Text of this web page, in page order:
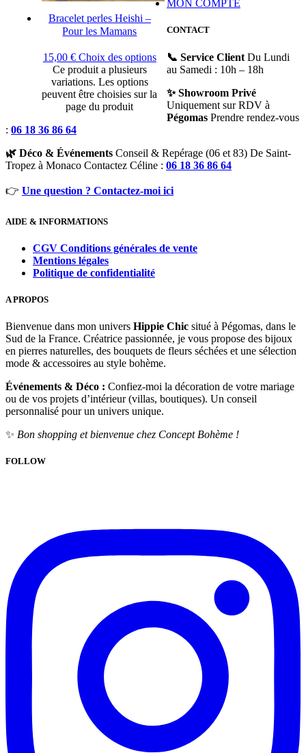
Bracelet perles Heishi –
Pour les Mamans
15,00 € Choix des options
Ce produit a plusieurs
variations. Les options
peuvent être choisies sur la
page du produit
MON COMPTE
CONTACT
📞 Service ClientDu Lundi
au Samedi : 10h – 18h
✨ Showroom Privé
Uniquement sur RDV à
PégomasPrendre rendez-vous
: 06 18 36 86 64
🌿 Déco & Événements Conseil & Repérage (06 et 83) De Saint-
Tropez à Monaco Contactez Céline : 06 18 36 86 64
👉 Une question ? Contactez-moi ici
AIDE & INFORMATIONS
CGV Conditions générales de vente
Mentions légales
Politique de confidentialité
A PROPOS
Bienvenue dans mon univers Hippie Chic situé à Pégomas, dans le
Sud de la France. Créatrice passionnée, je vous propose des bijoux
en pierres naturelles, des bouquets de fleurs séchées et une sélection
mode & accessoires au style bohème.
Événements & Déco : Confiez-moi la décoration de votre mariage
ou de vos projets d’intérieur (villas, boutiques). Un conseil
personnalisé pour un univers unique.
✨ Bon shopping et bienvenue chez Concept Bohème !
FOLLOW